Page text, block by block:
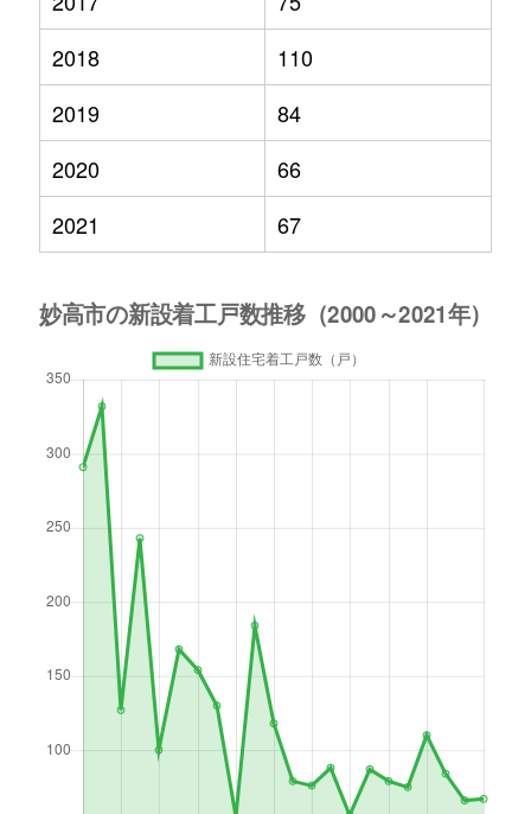
2018
110
2019
84
2020
66
2021
67